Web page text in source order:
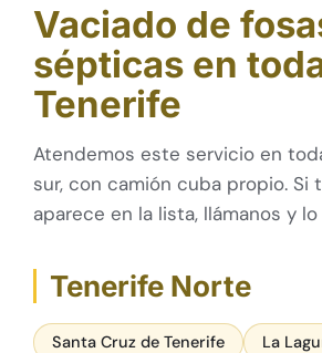
Vaciado de
sépticas en
Tenerife
Atendemos este servicio en
sur, con camión cuba propio. Si
aparece en la lista, llámanos y
Tenerife Norte
Santa Cruz de Tenerife
La